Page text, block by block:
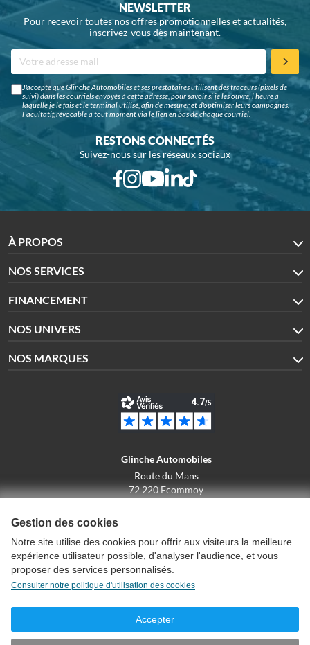
NEWSLETTER
Pour recevoir toutes nos offres promotionnelles et actualités,
inscrivez-vous dès maintenant.
J'accepte que Glinche Automobiles et ses prestataires utilisent des traceurs (pixels de
suivi) dans les courriels envoyés à cette adresse, pour savoir si je les ouvre, l'heure à
laquelle je le fais et le terminal utilisé, afin de mesurer et d'optimiser leurs campagnes.
Facultatif, révocable à tout moment via le lien en bas de chaque courriel.
RESTONS CONNECTÉS
Suivez-nous sur les réseaux sociaux
À PROPOS
NOS SERVICES
FINANCEMENT
NOS UNIVERS
NOS MARQUES
Glinche Automobiles
Route du Mans
72 220 Ecommoy
Conditions générales de vente
Gestion des cookies
Notre site utilise des cookies pour offrir aux visiteurs la meilleure
expérience utilisateur possible, d'analyser l'audience, et vous
proposer des services personnalisés.
Consulter notre politique d'utilisation des cookies
Accepter